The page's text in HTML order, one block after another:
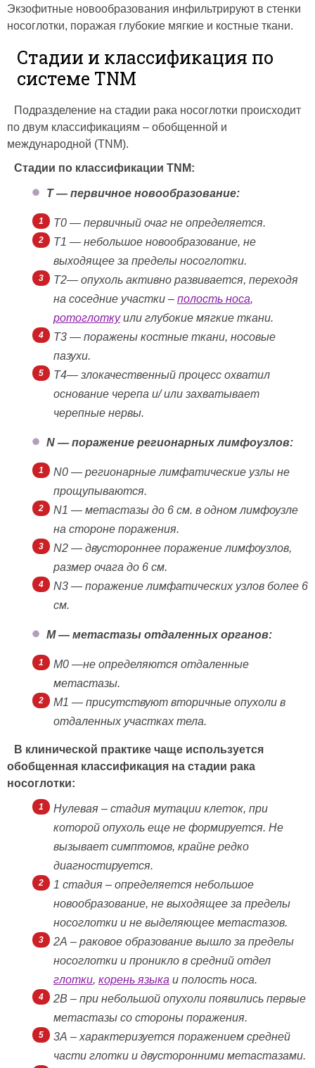
Экзофитные новообразования инфильтрируют в стенки
носоглотки, поражая глубокие мягкие и костные ткани.
Стадии и классификация по
системе TNM
Подразделение на стадии рака носоглотки происходит
по двум классификациям – обобщенной и
международной (TNM).
Стадии по классификации TNM:
Т — первичное новообразование:
Т0 — первичный очаг не определяется.
Т1 — небольшое новообразование, не
выходящее за пределы носоглотки.
Т2— опухоль активно развивается, переходя
на соседние участки – полость носа,
ротоглоткуили глубокие мягкие ткани.
Т3 — поражены костные ткани, носовые
пазухи.
Т4— злокачественный процесс охватил
основание черепа и/ или захватывает
черепные нервы.
N — поражение регионарных лимфоузлов:
N0 — регионарные лимфатические узлы не
прощупываются.
N1 — метастазы до 6 см. в одном лимфоузле
на стороне поражения.
N2 — двустороннее поражение лимфоузлов,
размер очага до 6 см.
N3 — поражение лимфатических узлов более 6
см.
М — метастазы отдаленных органов:
М0 —не определяются отдаленные
метастазы.
M1 — присутствуют вторичные опухоли в
отдаленных участках тела.
В клинической практике чаще используется
обобщенная классификация на стадии рака
носоглотки:
Нулевая – стадия мутации клеток, при
которой опухоль еще не формируется. Не
вызывает симптомов, крайне редко
диагностируется.
1 стадия – определяется небольшое
новообразование, не выходящее за пределы
носоглотки и не выделяющее метастазов.
2А – раковое образование вышло за пределы
носоглотки и проникло в средний отдел
глотки, корень языка и полость носа.
2В – при небольшой опухоли появились первые
метастазы со стороны поражения.
3А – характеризуется поражением средней
части глотки и двусторонними метастазами.